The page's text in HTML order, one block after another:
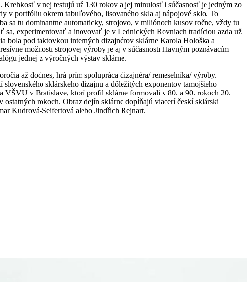
v nej testujú už 130 rokov a jej minulosť i súčasnosť je jedným zo
v portfóliu okrem tabuľového, lisovaného skla aj nápojové sklo. To
sa tu dominantne automaticky, strojovo, v miliónoch kusov ročne, vždy tu
experimentovať a inovovať je v Lednických Rovniach tradíciou azda už
bola pod taktovkou interných dizajnérov sklárne Karola Hološka a
možnosti strojovej výroby je aj v súčasnosti hlavným poznávacím
ógu jednej z výročných výstav sklárne.
ia až dodnes, hrá prím spolupráca dizajnéra/ remeselníka/ výroby.
slovenského sklárskeho dizajnu a dôležitých exponentov tamojšieho
VŠVU v Bratislave, ktorí profil sklárne formovali v 80. a 90. rokoch 20.
rokoch. Obraz dejín sklárne dopĺňajú viacerí českí sklárski
Kudrová-Seifertová alebo Jindřich Rejnart.